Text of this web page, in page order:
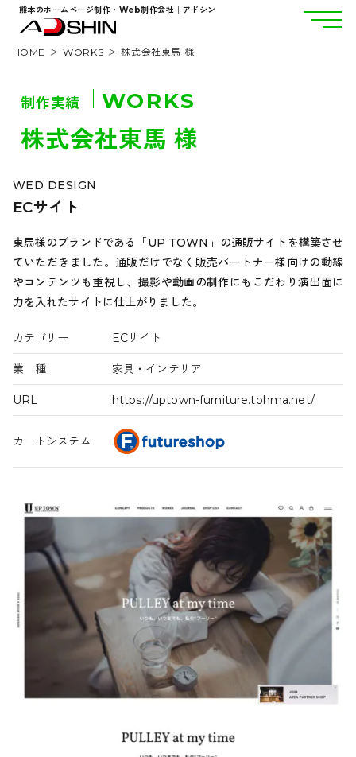
熊本のホームページ制作・Web制作会社｜アドシン
HOME WORKS 株式会社東馬 様
制作実績 WORKS
株式会社東馬 様
WED DESIGN
ECサイト
東馬様のブランドである「UP TOWN」の通販サイトを構築させ
ていただきました。通販だけでなく販売パートナー様向けの動線
やコンテンツも重視し、撮影や動画の制作にもこだわり演出面に
力を入れたサイトに仕上がりました。
カテゴリー ECサイト
業 種 家具・インテリア
URL https://uptown-furniture.tohma.net/
カートシステム